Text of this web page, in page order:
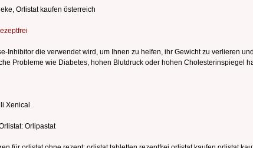
Orlistat kaufen österreich
Inhibitor die verwendet wird, um Ihnen zu helfen, ihr Gewicht zu verlieren
Probleme wie Diabetes, hohen Blutdruck oder hohen Cholesterinspiegel
Xenical
Orlipastat